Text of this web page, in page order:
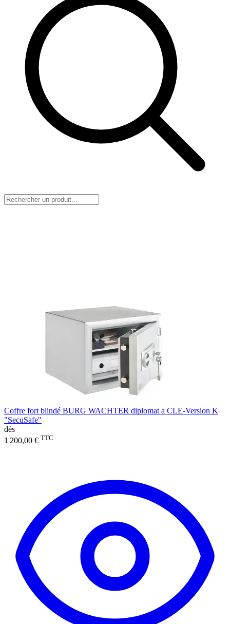
Coffre fort blindé BURG WACHTER diplomat a CLE-Version K
"SecuSafe"
dès
1 200,00 € TTC